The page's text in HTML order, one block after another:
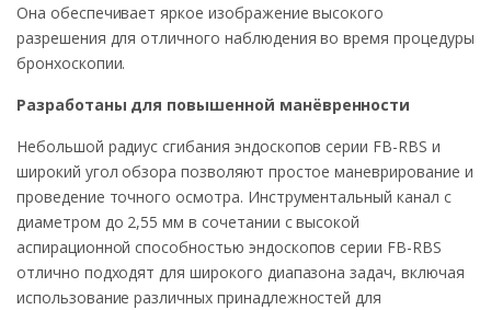
Она обеспечивает яркое изображение высокого
разрешения для отличного наблюдения во время процедуры
бронхоскопии.
Разработаны для повышенной манёвренности
Небольшой радиус сгибания эндоскопов серии FB-RBS и
широкий угол обзора позволяют простое маневрирование и
проведение точного осмотра. Инструментальный канал с
диаметром до 2,55 мм в сочетании с высокой
аспирационной способностью эндоскопов серии FB-RBS
отлично подходят для широкого диапазона задач, включая
использование различных принадлежностей для